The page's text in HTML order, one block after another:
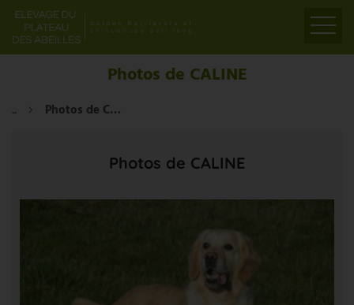
ACCUEIL
LIENS
PARTENAIRES
Photos de CALINE
... Photos de CALINE
Photos de CALINE